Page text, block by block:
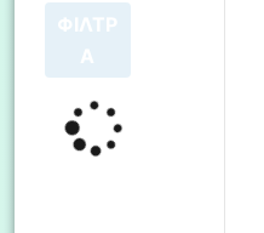
ΦΙΛΤΡ
Α